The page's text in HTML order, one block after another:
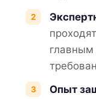
главным
Опыт